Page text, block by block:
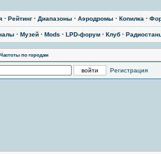
· Рейтинг · Диапазоны · Аэродромы · Копилка ·
· Музей · Mods · LPD-форум · Клуб ·
Частоты по городам
Регистрация